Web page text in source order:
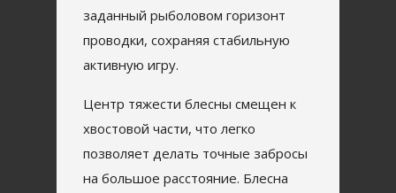
заданный рыболовом горизонт
проводки, сохраняя стабильную
активную игру.
Центр тяжести блесны смещен к
хвостовой части, что легко
позволяет делать точные забросы
на большое расстояние. Блесна